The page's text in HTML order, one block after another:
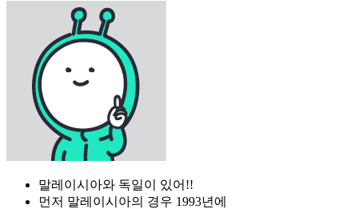
말레이시아와 독일이 있어!!
먼저 말레이시아의 경우 1993년에